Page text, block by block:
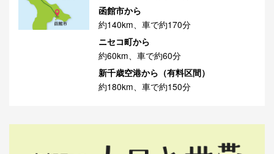
函館市から
約140km、車で約170分
ニセコ町から
約60km、車で約60分
新千歳空港から（有料区間）
約180km、車で約150分